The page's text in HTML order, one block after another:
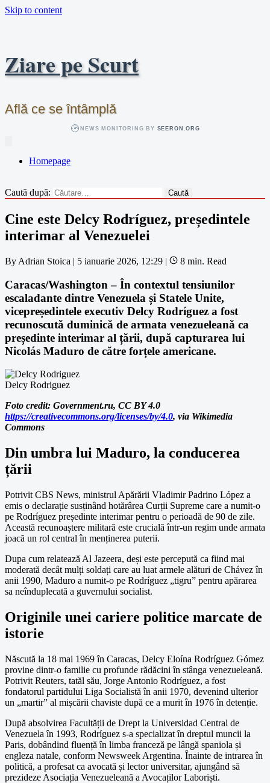
Skip to content
Ziare pe Scurt
Află ce se întâmplă
NEWS MONITORING BY SEERON.ORG
Homepage
Caută după:
Cine este Delcy Rodríguez, președintele
interimar al Venezuelei
By Adrian Stoica | 5 ianuarie 2026, 12:29 | 8 min. Read
Caracas/Washington – În contextul tensiunilor
escaladante dintre Venezuela și Statele Unite,
vicepreședintele executiv Delcy Rodríguez a fost
recunoscută duminică de armata venezueleană ca
președinte interimar al țării, după capturarea lui
Nicolás Maduro de către forțele americane.
Delcy Rodriguez
Foto credit: Government.ru, CC BY 4.0
https://creativecommons.org/licenses/by/4.0, via Wikimedia
Commons
Din umbra lui Maduro, la conducerea
țării
Potrivit CBS News, ministrul Apărării Vladimir Padrino López a
emis o declarație susținând hotărârea Curții Supreme care a numit-o
pe Rodríguez președinte interimar pentru o perioadă de 90 de zile.
Această recunoaștere militară este crucială într-un regim unde armata
joacă un rol central în menținerea puterii.
Dupa cum relatează Al Jazeera, deși este percepută ca fiind mai
moderată decât mulți soldați care au luat armele alături de Chávez în
anii 1990, Maduro a numit-o pe Rodríguez „tigru” pentru apărarea
sa neînduplecată a guvernului socialist.
Originile unei cariere politice marcate de
istorie
Născută la 18 mai 1969 în Caracas, Delcy Eloína Rodríguez Gómez
provine dintr-o familie cu profunde rădăcini în stânga venezueleană.
Potrivit Reuters, tatăl său, Jorge Antonio Rodríguez, a fost
fondatorul partidului Liga Socialistă în anii 1970, devenind ulterior
un „martir” al mișcării chaviste după ce a murit în 1976 în detenție.
După absolvirea Facultății de Drept la Universidad Central de
Venezuela în 1993, Rodríguez s-a specializat în dreptul muncii la
Paris, dobândind fluență în limba franceză pe lângă spaniola și
engleza natale, conform Newsweek Argentina. Înainte de intrarea în
politică, a profesat ca avocată și lector universitar, ajungând să
prezideze Asociația Venezueleană a Avocaților Laboriști.